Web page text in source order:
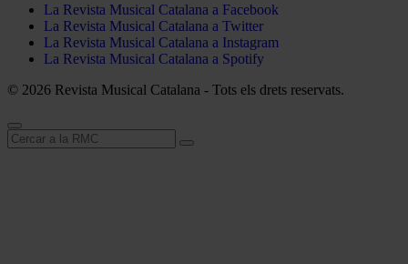
La Revista Musical Catalana a Facebook
La Revista Musical Catalana a Twitter
La Revista Musical Catalana a Instagram
La Revista Musical Catalana a Spotify
© 2026 Revista Musical Catalana - Tots els drets reservats.
Cerca